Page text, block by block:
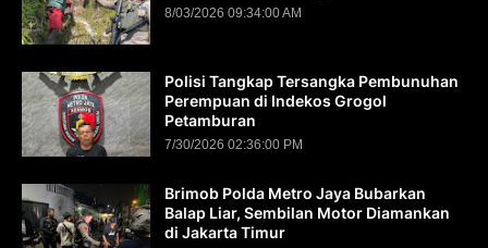
8/03/2026 09:34:00 AM
Polisi Tangkap Tersangka Pembunuhan
Perempuan di Indekos Grogol
Petamburan
7/30/2026 02:36:00 PM
Brimob Polda Metro Jaya Bubarkan
Balap Liar, Sembilan Motor Diamankan
di Jakarta Timur